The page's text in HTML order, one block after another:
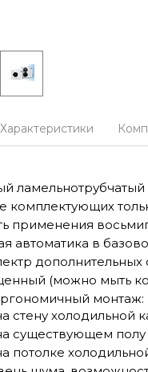
Характеристики
комплектующих
применения
автоматика в
дополнительных
(можно мыть
монтаж:
стену холодильной
существующем
потолке